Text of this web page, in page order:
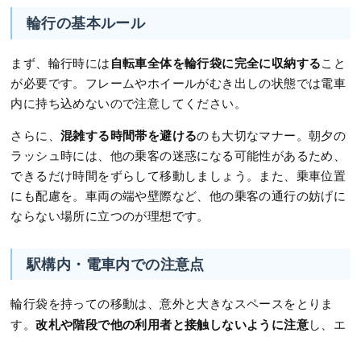
輪行の基本ルール
まず、輪行時には 自転車全体を輪行袋に完全に収納すること
が必要です。フレームやホイールがむき出しの状態では電車
内に持ち込めないので注意してください。
さらに、混雑する時間帯を避けるのも大切なマナー。朝夕の
ラッシュ時には、他の乗客の迷惑になる可能性があるため、
できるだけ時間をずらして移動しましょう。また、乗車位置
にも配慮を。車両の端や壁際など、他の乗客の通行の妨げに
ならない場所に立つのが理想です。
駅構内・電車内での注意点
輪行袋を持っての移動は、意外と大きなスペースをとりま
す。改札や階段で他の利用者と接触しないように注意し、エ